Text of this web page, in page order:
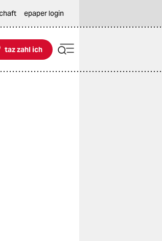
epaper login
zahl ich
taz zahl ich